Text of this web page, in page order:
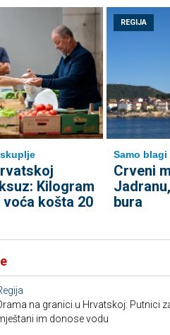
Kilogram
košta 20
REGIJA
Samo
Crveni
bura
na granici u Hrvatskoj: Putnici
im donose vodu